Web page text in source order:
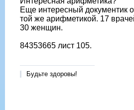
Еще интересный документик
той же арифметикой. 17
30 женщин.
84353665 лист 105.
Будьте здоровы!